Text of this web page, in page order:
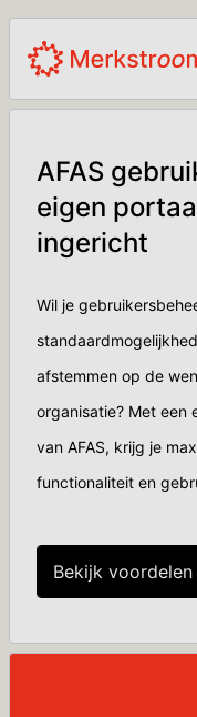
AFAS
eigen
ingericht
Wil je
afstemmen op de
organisatie? Met een
van AFAS, krijg je
functionaliteit en
Bekijk voordelen